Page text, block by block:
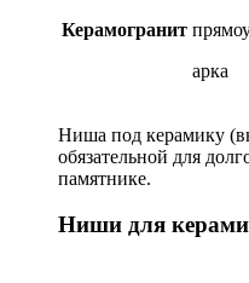
Керамогранит
арка
Ниша под керамику
обязательной для
памятнике.
Ниши для